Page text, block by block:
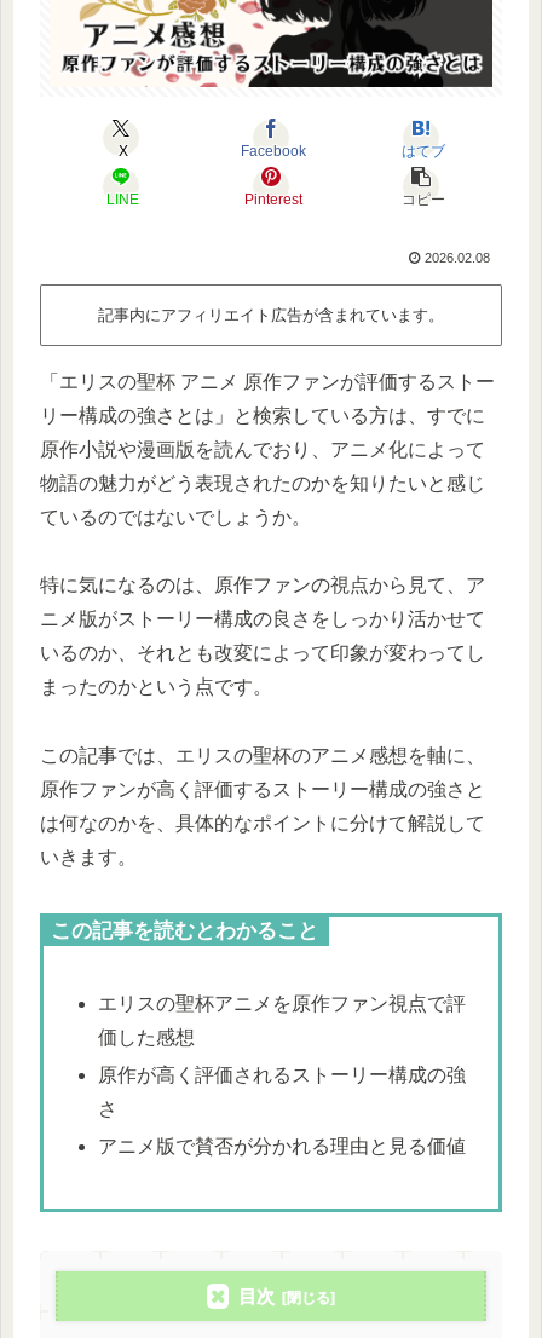
X Facebook はてブ
LINE Pinterest コピー
2026.02.08
記事内にアフィリエイト広告が含まれています。
「エリスの聖杯 アニメ 原作ファンが評価するストー
リー構成の強さとは」と検索している方は、すでに
原作小説や漫画版を読んでおり、アニメ化によって
物語の魅力がどう表現されたのかを知りたいと感じ
ているのではないでしょうか。
特に気になるのは、原作ファンの視点から見て、ア
ニメ版がストーリー構成の良さをしっかり活かせて
いるのか、それとも改変によって印象が変わってし
まったのかという点です。
この記事では、エリスの聖杯のアニメ感想を軸に、
原作ファンが高く評価するストーリー構成の強さと
は何なのかを、具体的なポイントに分けて解説して
いきます。
この記事を読むとわかること
エリスの聖杯アニメを原作ファン視点で評
価した感想
原作が高く評価されるストーリー構成の強
さ
アニメ版で賛否が分かれる理由と見る価値
目次